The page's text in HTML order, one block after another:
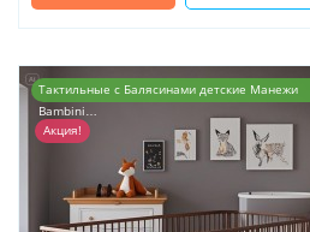
Тактильные с Балясинами детские Манежи
Bambini…
Акция!